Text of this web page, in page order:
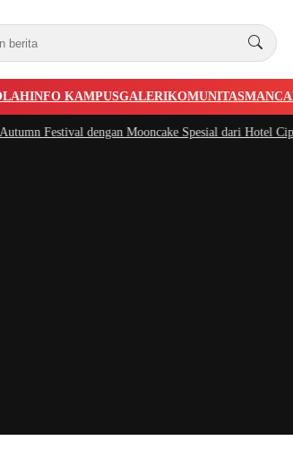
INFO KAMPUSGALERIKOMUNITAS
Festival dengan Mooncake Spesial dari Hotel Ciputra